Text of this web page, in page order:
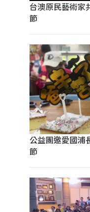
台澳原民藝術家
節
公益團邀愛國浦
節